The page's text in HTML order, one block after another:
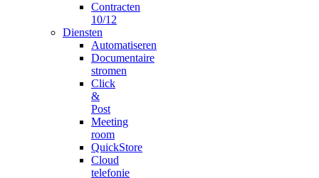
Contracten
10/12
Diensten
Automatiseren
Documentaire
stromen
Click
&
Post
Meeting
room
QuickStore
Cloud
telefonie